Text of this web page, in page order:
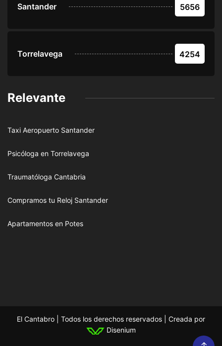
Santander 5656
Torrelavega 4254
Relevante
Taxi Aeropuerto Santander
Psicóloga en Torrelavega
Traumatóloga Cantabria
Compramos tu Reloj Santander
Apartamentos en Potes
El Cantabro | Todos los derechos reservados | Creada por
Disenium